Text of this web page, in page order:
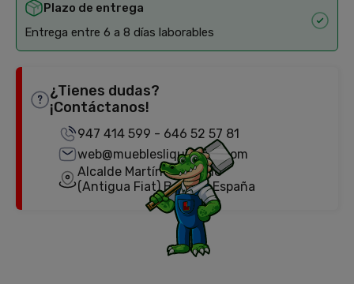
Plazo de entrega
Entrega entre 6 a 8 días laborables
¿Tienes dudas?
¡Contáctanos!
947 414 599 - 646 52 57 81
web@mueblesliquidator.com
Alcalde Martín Cobos, 18
(Antigua Fiat) Burgos, España